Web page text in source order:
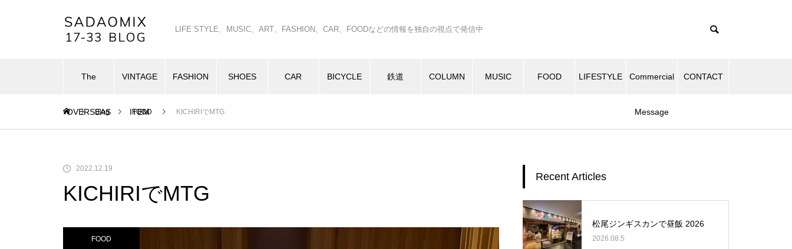
LIFE STYLE、MUSIC、ART、FASHION、CAR、FOODなどの情報を独自の視点で発信中
The
OVERSEAS
VINTAGE
ITEM
FASHION SHOES CAR BICYCLE 鉄道 COLUMN MUSIC FOOD LIFESTYLE Commercial
Message
CONTACT
Blog FOOD KICHIRIでMTG
2022.12.19
KICHIRIでMTG
FOOD
Recent Articles
松尾ジンギスカンで昼飯 2026
2026.08.5